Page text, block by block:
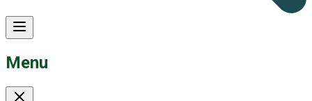
Menu